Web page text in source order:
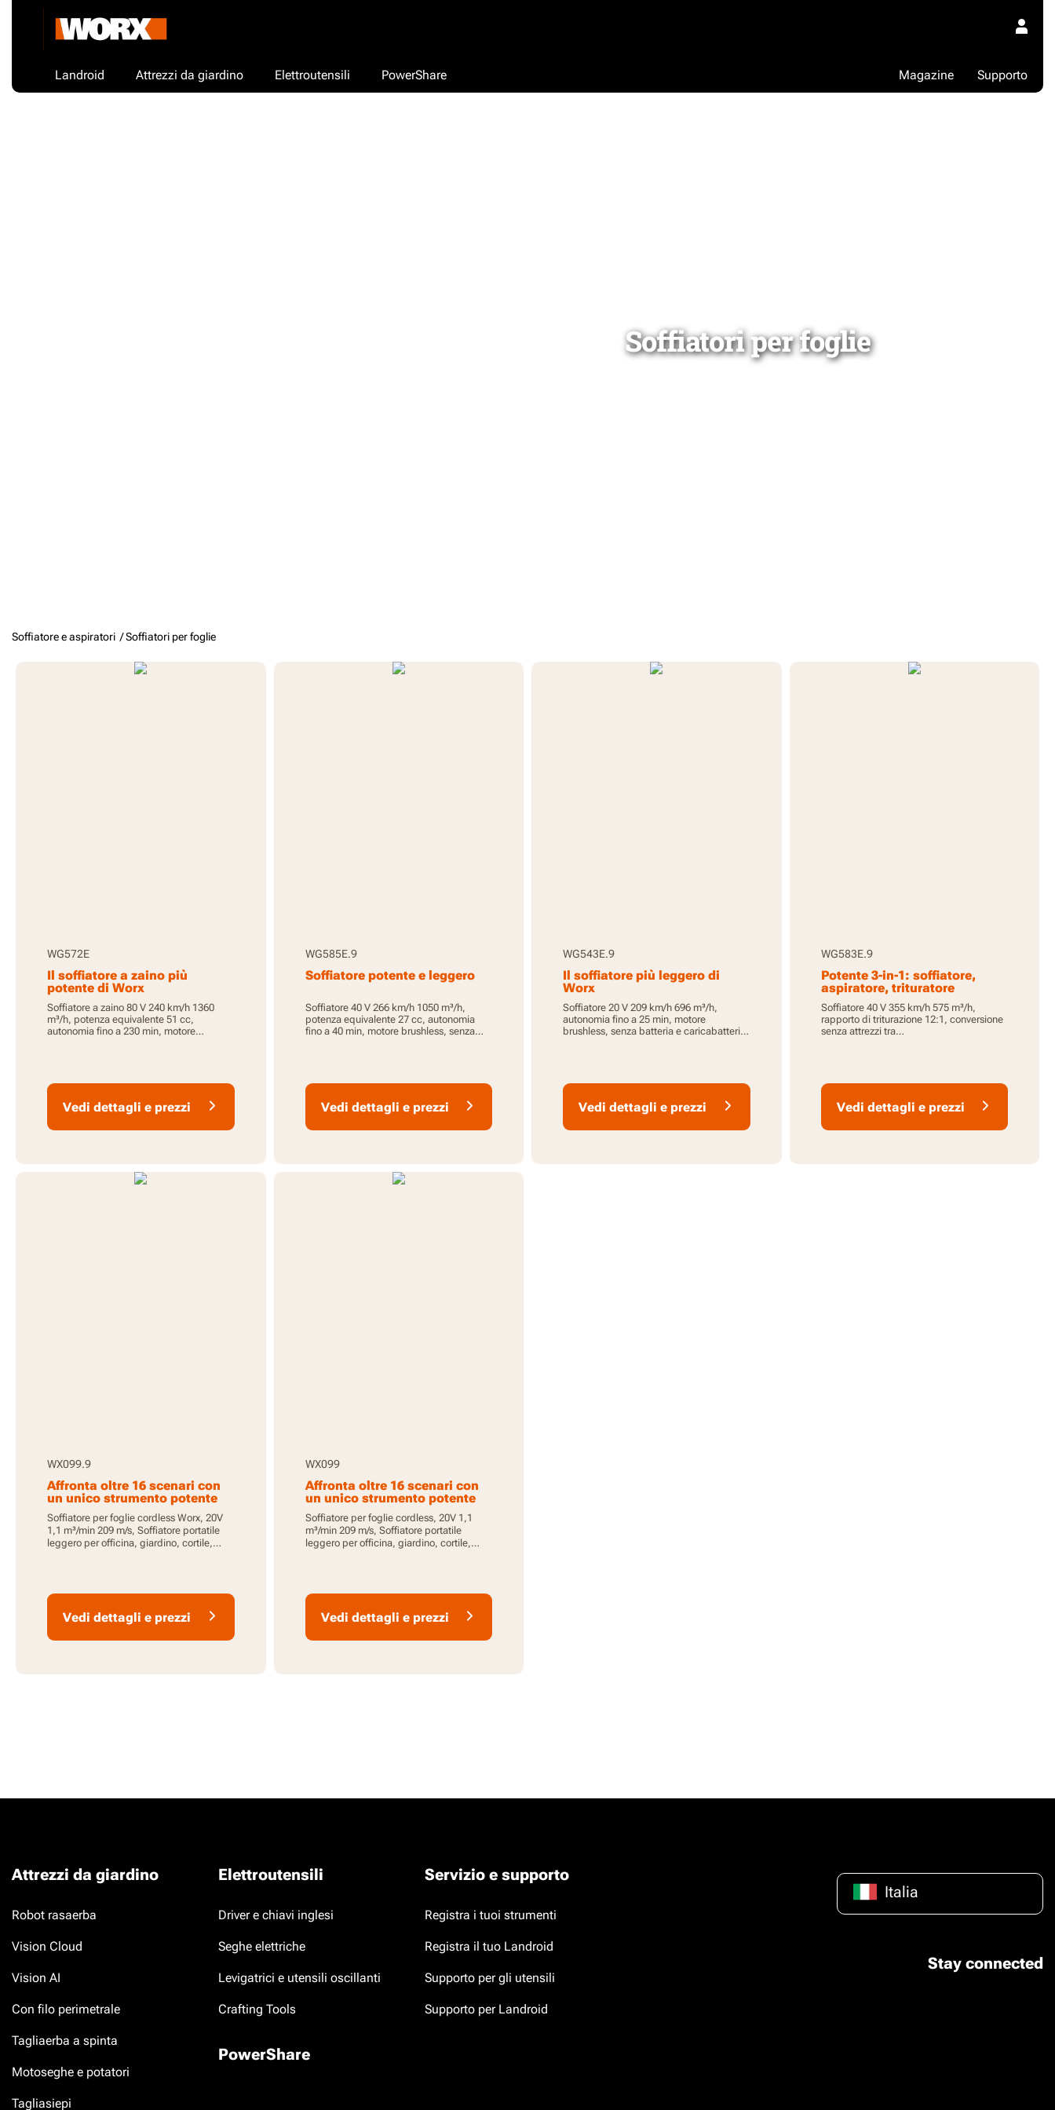
Landroid Attrezzi da giardino Elettroutensili PowerShare Supporto
Magazine
Soffiatori per foglie
Soffiatore e aspiratori /Soffiatori per foglie
WG572E
Il soffiatore a zaino più
potente di Worx
Soffiatore a zaino 80 V 240 km/h 1360
m³/h, potenza equivalente 51 cc,
autonomia fino a 230 min, motore
Vedi dettagli e prezzi
WG585E.9
Soffiatore potente e leggero
Soffiatore 40 V 266 km/h 1050 m³/h,
potenza equivalente 27 cc, autonomia
fino a 40 min, motore brushless, senza
Vedi dettagli e prezzi
WG543E.9
Il soffiatore più leggero di
Worx
Soffiatore 20 V 209 km/h 696 m³/h,
autonomia fino a 25 min, motore
brushless, senza batteria e caricabatterie,
Vedi dettagli e prezzi
WG583E.9
Potente 3-in-1: soffiatore,
aspiratore, trituratore
Soffiatore 40 V 355 km/h 575 m³/h,
rapporto di triturazione 12:1, conversione
senza attrezzi tra
Vedi dettagli e prezzi
WX099.9
Affronta oltre 16 scenari con
un unico strumento potente
Soffiatore per foglie cordless Worx, 20V
1,1 m³/min 209 m/s, Soffiatore portatile
leggero per officina, giardino, cortile,
e caricatore, Sistema PowerShare
Vedi dettagli e prezzi
WX099
Affronta oltre 16 scenari con
un unico strumento potente
Soffiatore per foglie cordless, 20V 1,1
m³/min 209 m/s, Soffiatore portatile
leggero per officina, giardino, cortile,
2.0Ah e caricabatteria inclusi / Sistema
Vedi dettagli e prezzi
Attrezzi da giardino
Robot rasaerba
Vision Cloud
Vision AI
Con filo perimetrale
Tagliaerba a spinta
Motoseghe e potatori
Tagliasiepi
Elettroutensili
Driver e chiavi inglesi
Seghe elettriche
Levigatrici e utensili oscillanti
Crafting Tools
PowerShare
Servizio e supporto
Registra i tuoi strumenti
Registra il tuo Landroid
Supporto per gli utensili
Supporto per Landroid
Italia
Stay connected